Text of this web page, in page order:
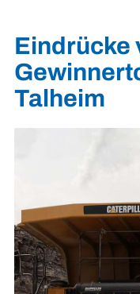
Eindrücke
Talheim